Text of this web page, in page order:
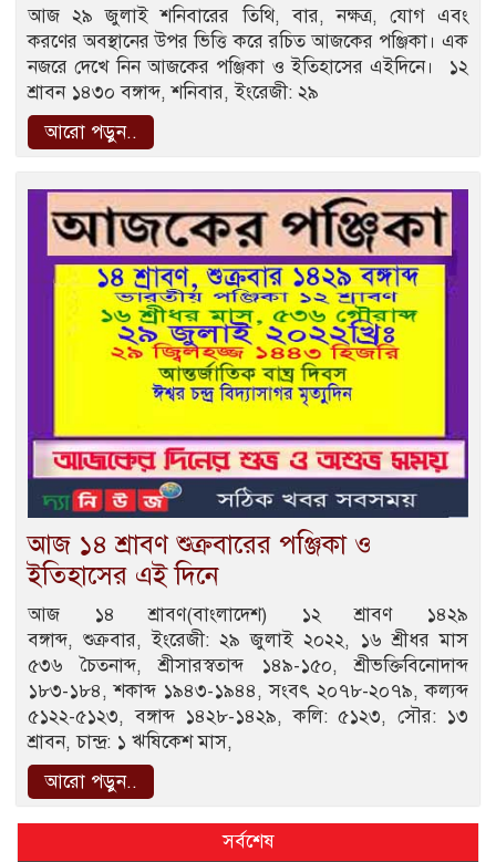
আজ ২৯ জুলাই শনিবারের তিথি, বার, নক্ষত্র, যোগ এবং
করণের অবস্থানের উপর ভিত্তি করে রচিত আজকের পঞ্জিকা। এক
নজরে দেখে নিন আজকের পঞ্জিকা ও ইতিহাসের এইদিনে। ১২
শ্রাবন ১৪৩০ বঙ্গাব্দ, শনিবার, ইংরেজী: ২৯
আরো পড়ুন..
আজ ১৪ শ্রাবণ শুক্রবারের পঞ্জিকা ও
ইতিহাসের এই দিনে
আজ ১৪ শ্রাবণ(বাংলাদেশ) ১২ শ্রাবণ ১৪২৯
বঙ্গাব্দ, শুক্রবার, ইংরেজী: ২৯ জুলাই ২০২২, ১৬ শ্রীধর মাস
৫৩৬ চৈতনাব্দ, শ্রীসারস্বতাব্দ ১৪৯-১৫০, শ্রীভক্তিবিনোদাব্দ
১৮৩-১৮৪, শকাব্দ ১৯৪৩-১৯৪৪, সংবৎ ২০৭৮-২০৭৯, কল্যব্দ
৫১২২-৫১২৩, বঙ্গাব্দ ১৪২৮-১৪২৯, কলি: ৫১২৩, সৌর: ১৩
শ্রাবন, চান্দ্র: ১ ঋষিকেশ মাস,
আরো পড়ুন..
সর্বশেষ